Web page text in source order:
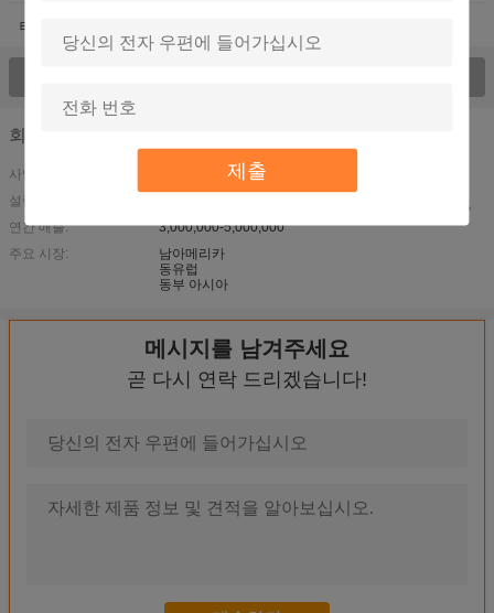
제출
태양풍 잡종 전원 시스템
회사 세부 사항
사업 유형:
설립 년도:
연간 매출:
3,000,000-5,000,000
주요 시장:
남아메리카
동유럽
동부 아시아
메시지를 남겨주세요
곧 다시 연락 드리겠습니다!
Fullaxs LC/UPC 광섬유 헝겊 조각 50M를 가진 SM 이중 LSZH
SM G652D는 광섬유 G657 250um A1 MM 50/125 OM3 OM4
분배 섬유 옵틱 케이블 E2000 APC UPC 땋아 늘인 머리 광 케이블